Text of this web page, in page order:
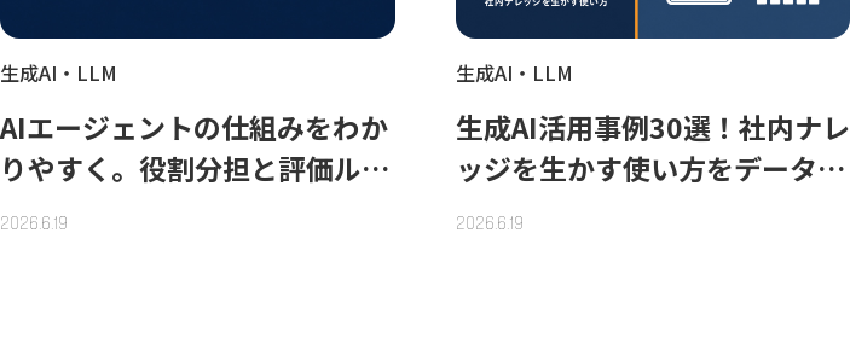
生成AI・LLM
AIエージェントの仕組みをわか
りやすく。役割分担と評価ルー
プで動く理由
2026.6.19
生成AI・LLM
生成AI活用事例30選！社内ナレ
ッジを生かす使い方をデータ種
別で整理
2026.6.19